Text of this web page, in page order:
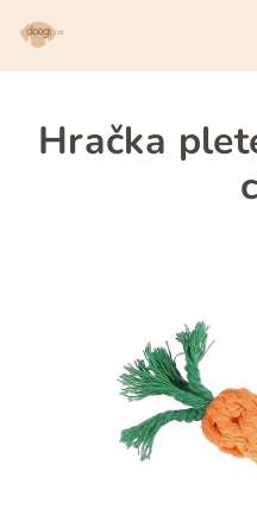
Hračka